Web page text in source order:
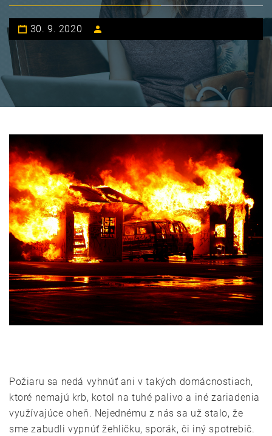
30. 9. 2020
Požiaru sa nedá vyhnúť ani v takých domácnostiach,
ktoré nemajú krb, kotol na tuhé palivo a iné zariadenia
využívajúce oheň. Nejednému z nás sa už stalo, že
sme zabudli vypnúť žehličku, sporák, či iný spotrebič.